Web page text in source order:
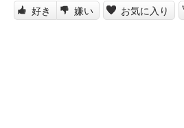
好き
嫌い お気に入り